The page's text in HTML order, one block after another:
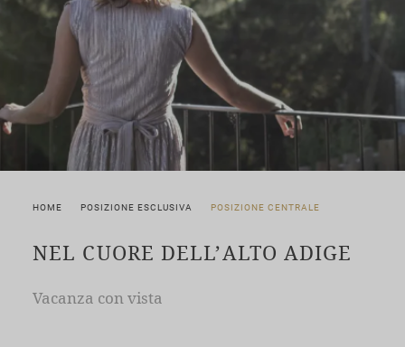
HOME POSIZIONE ESCLUSIVA POSIZIONE CENTRALE
NEL CUORE DELL’ALTO ADIGE
Vacanza con vista